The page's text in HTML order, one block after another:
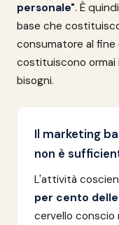
personale". È
base che
consumatore al fine
costituiscono ormai
bisogni.
Il marketing
non è
L'attività
per cento
cervello conscio